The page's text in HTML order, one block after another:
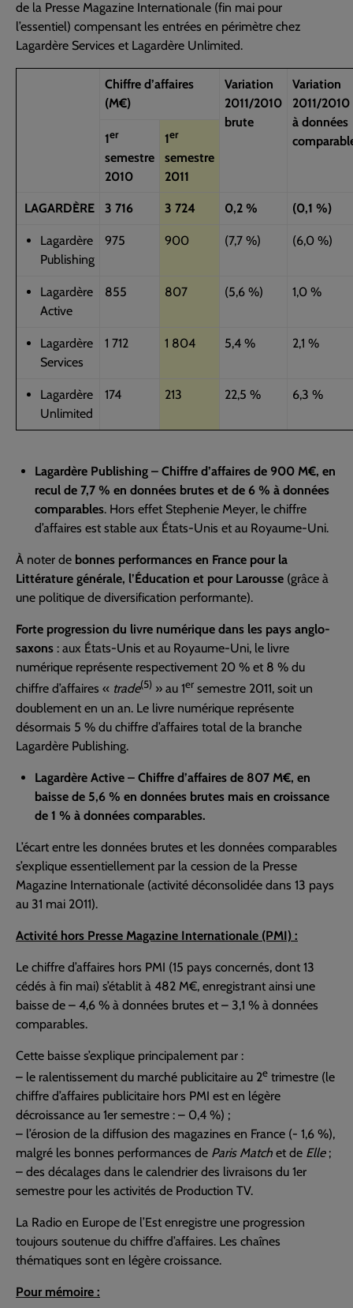
de la Presse Magazine Internationale (fin mai pour
l’essentiel) compensant les entrées en périmètre chez
Lagardère Services et Lagardère Unlimited.
Chiffre d’affaires
(M€)
Variation
2011/2010
brute
Variation
2011/2010
à données
1er
semestre
2010
1er
semestre
2011
LAGARDÈRE 3 716 3 724 0,2 % (0,1 %)
Lagardère
Publishing
975 900 (7,7 %) (6,0 %)
Lagardère
Active
855 807 (5,6 %) 1,0 %
Lagardère
Services
1 712 1 804 5,4 % 2,1 %
Lagardère
Unlimited
174 213 22,5 % 6,3 %
Lagardère Publishing – Chiffre d’affaires de 900 M€, en
recul de 7,7 % en données brutes et de 6 % à données
comparables. Hors effet Stephenie Meyer, le chiffre
d’affaires est stable aux États-Unis et au Royaume-Uni.
À noter de bonnes performances en France pour la
Littérature générale, l’Éducation et pour Larousse (grâce à
une politique de diversification performante).
Forte progression du livre numérique dans les pays anglo-
saxons : aux États-Unis et au Royaume-Uni, le livre
numérique représente respectivement 20 % et 8 % du
chiffre d’affaires « trade(5) » au 1er semestre 2011, soit un
doublement en un an. Le livre numérique représente
désormais 5 % du chiffre d’affaires total de la branche
Lagardère Publishing.
Lagardère Active – Chiffre d’affaires de 807 M€, en
baisse de 5,6 % en données brutes mais en croissance
de 1 % à données comparables.
L’écart entre les données brutes et les données comparables
s’explique essentiellement par la cession de la Presse
Magazine Internationale (activité déconsolidée dans 13 pays
au 31 mai 2011).
Activité hors Presse Magazine Internationale (PMI) :
Le chiffre d’affaires hors PMI (15 pays concernés, dont 13
cédés à fin mai) s’établit à 482 M€, enregistrant ainsi une
baisse de – 4,6 % à données brutes et – 3,1 % à données
comparables.
Cette baisse s’explique principalement par :
– le ralentissement du marché publicitaire au 2e trimestre (le
chiffre d’affaires publicitaire hors PMI est en légère
décroissance au 1er semestre : – 0,4 %) ;
– l’érosion de la diffusion des magazines en France (- 1,6 %),
malgré les bonnes performances de Paris Match et de Elle ;
– des décalages dans le calendrier des livraisons du 1er
semestre pour les activités de Production TV.
La Radio en Europe de l’Est enregistre une progression
toujours soutenue du chiffre d’affaires. Les chaînes
thématiques sont en légère croissance.
Pour mémoire :